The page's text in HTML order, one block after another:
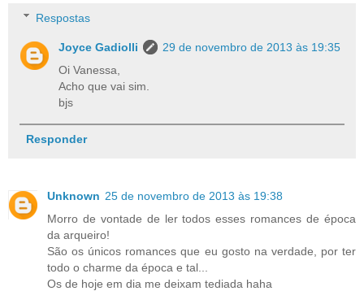
Respostas
Joyce Gadiolli
29 de novembro de 2013 às 19:35
Oi Vanessa,
Acho que vai sim.
bjs
Responder
Unknown 25 de novembro de 2013 às 19:38
Morro de vontade de ler todos esses romances de época
da arqueiro!
São os únicos romances que eu gosto na verdade, por ter
todo o charme da época e tal...
Os de hoje em dia me deixam tediada haha